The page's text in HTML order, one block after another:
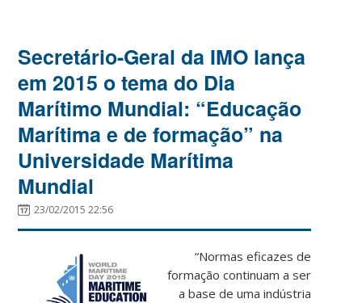
Secretário-Geral da IMO lança
em 2015 o tema do Dia
Marítimo Mundial: “Educação
Marítima e de formação” na
Universidade Marítima
Mundial
23/02/2015 22:56
“Normas eficazes de
formação continuam a ser
a base de uma indústria